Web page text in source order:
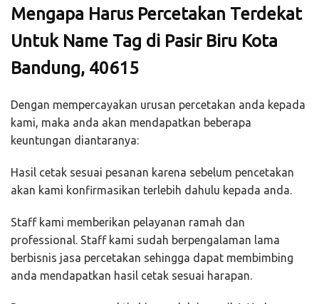
Mengapa Harus Percetakan Terdekat
Untuk Name Tag di Pasir Biru Kota
Bandung, 40615
Dengan mempercayakan urusan percetakan anda kepada
kami, maka anda akan mendapatkan beberapa
keuntungan diantaranya:
Hasil cetak sesuai pesanan karena sebelum pencetakan
akan kami konfirmasikan terlebih dahulu kepada anda.
Staff kami memberikan pelayanan ramah dan
professional. Staff kami sudah berpengalaman lama
berbisnis jasa percetakan sehingga dapat membimbing
anda mendapatkan hasil cetak sesuai harapan.